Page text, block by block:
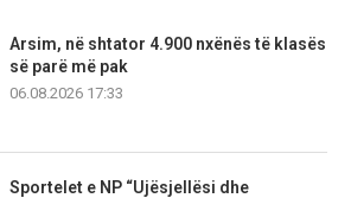
Arsim, në shtator 4.900 nxënës të klasës
së parë më pak
06.08.2026 17:33
Sportelet e NP “Ujësjellësi dhe